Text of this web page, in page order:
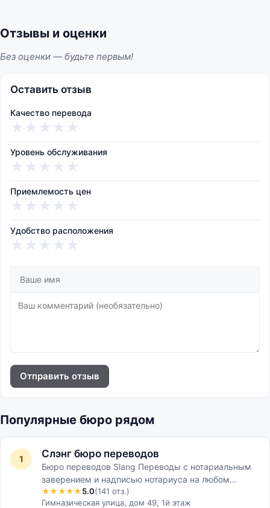
Отзывы и оценки
Без оценки — будьте первым!
Оставить отзыв
Качество перевода
★
★
★
★
★
Уровень обслуживания
★
★
★
★
★
Приемлемость цен
★
★
★
★
★
Удобство расположения
★
★
★
★
★
Отправить отзыв
Популярные бюро рядом
1 Слэнг бюро переводов
Бюро переводов Slang Переводы с нотариальным
заверением и надписью нотариуса на любом
иностранном языке
★★★★★5.0(141 отз.)
Гимназическая улица, дом 49, 1й этаж